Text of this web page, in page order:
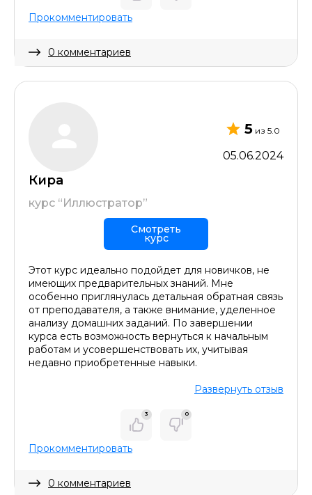
Прокомментировать
0 комментариев
5 из 5.0
05.06.2024
Кира
курс “Иллюстратор”
Смотреть
курс
Этот курс идеально подойдет для новичков, не
имеющих предварительных знаний. Мне
особенно приглянулась детальная обратная связь
от преподавателя, а также внимание, уделенное
анализу домашних заданий. По завершении
курса есть возможность вернуться к начальным
работам и усовершенствовать их, учитывая
недавно приобретенные навыки.
Развернуть отзыв
3 0
Прокомментировать
0 комментариев
ОСТАВИТЬ КОММЕНТАРИЙ